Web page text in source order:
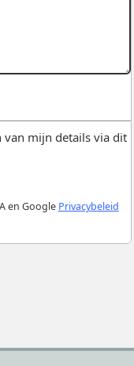
van mijn details via dit
en Google Privacybeleid